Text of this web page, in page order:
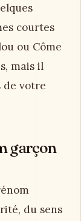
courtes
ou Côme
mais il
de votre
garçon
du sens